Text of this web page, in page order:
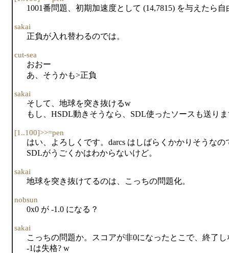
1001番問題、初期加速度として (14,7815) を与えたら
sakai
正負が入れ替わるのでは。
cut-sea
おおー
あ、そうかも>正負
sakai
そして、地球を突き抜けるw
もし、HSDL動きそうなら、SDL使ったソースも送りま
[1..100]>>=pen
はい、よろしくです。darcs はしばらくかかりそうなの
SDLがうごくかはわからないけど。
sakai
地球を突き抜けてるのは、こっちの問題化。
nobsun
0x0 が -1.0 になる？
sakai
こっちの問題か。スコアが非0になったとこで、終了
-1は失格? w